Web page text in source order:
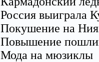
Россия выиграла
Покушение на
Повышение
Мода на мюзиклы